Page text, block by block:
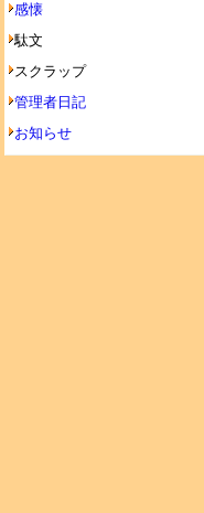
感懐
駄文
スクラップ
管理者日記
お知らせ